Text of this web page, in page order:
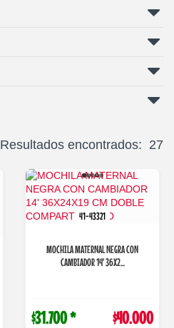
Resultados encontrados: 27
41-43321
MOCHILA MATERNAL NEGRA CON
CAMBIADOR 14' 36X2...
$31.700 * $40.000